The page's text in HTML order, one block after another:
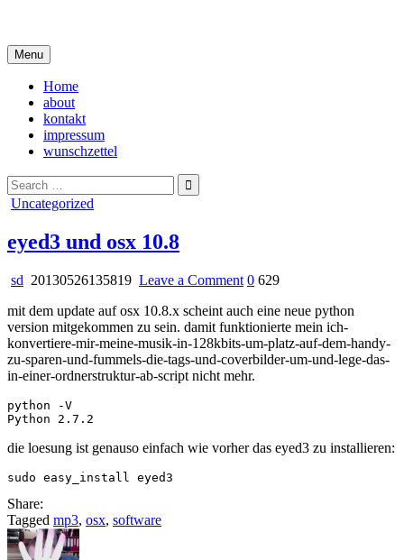
content
Menu
Home
about
kontakt
impressum
wunschzettel
Search
for:
Posted
Uncategorized
eyed3 und osx 10.8
sd 20130526135819 Leave a Commenton
und
osx
10.8
0 629
mit dem update auf osx 10.8.x scheint auch eine neue python
version mitgekommen zu sein. damit funktionierte mein ich-
konvertiere-mir-meine-musik-in-128kbits-um-platz-auf-dem-handy-
zu-sparen-und-fummels-die-tags-und-coverbilder-um-und-lege-das-
in-einer-ordnerstruktur-ab-script nicht mehr.
python -V
die loesung ist genauso einfach wie vorher das eyed3 zu installieren:
Share:
Tagged mp3, osx, software